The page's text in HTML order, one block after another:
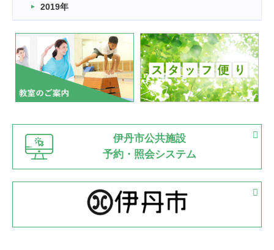
緑ケ丘体育館
いたっぼーる大会☆彡
緑ケ丘体育館
2022.07.03
市内総合体育大会が開始
緑ケ丘体育館 猪名川運動広場
古池運動広場
2022.06.12
県知事杯争奪バレーボール大会が開催
緑ケ丘体育館
2022.05.05
体育協会長杯 バドミントン競技の部
2022.05.22
2019年
伊丹市公共施設
予約・照会システム